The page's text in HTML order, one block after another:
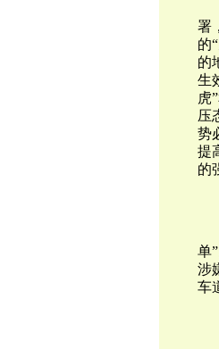
署
的
的
生
虎
压
势
提
的
单
涉
车